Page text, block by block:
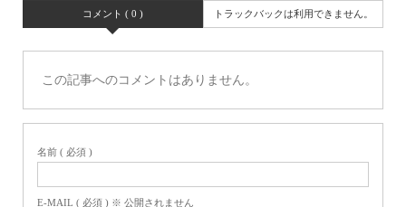
コメント ( 0 ) トラックバックは利用できません。
この記事へのコメントはありません。
名前 ( 必須 )
E-MAIL ( 必須 ) ※ 公開されません